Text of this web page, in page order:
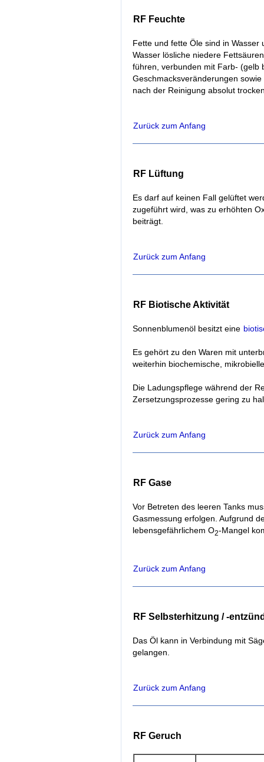
RF Feuchte
Fette und fette Öle sind in
Wasser lösliche niedere
führen, verbunden mit Farb- (gelb
Geschmacksveränderungen
nach der Reinigung absolut
Zurück zum Anfang
RF Lüftung
Es darf auf keinen Fall gelüftet
zugeführt wird, was zu erhöhten
beiträgt.
Zurück zum Anfang
RF Biotische Aktivität
Sonnenblumenöl besitzt eine
Es gehört zu den Waren mit
weiterhin biochemische,
Die Ladungspflege während der
Zersetzungsprozesse gering zu
Zurück zum Anfang
RF Gase
Vor Betreten des leeren Tanks
Gasmessung erfolgen. Aufgrund
lebensgefährlichem O2-Mangel
Zurück zum Anfang
RF Selbsterhitzung / -
Das Öl kann in Verbindung mit
gelangen.
Zurück zum Anfang
RF Geruch